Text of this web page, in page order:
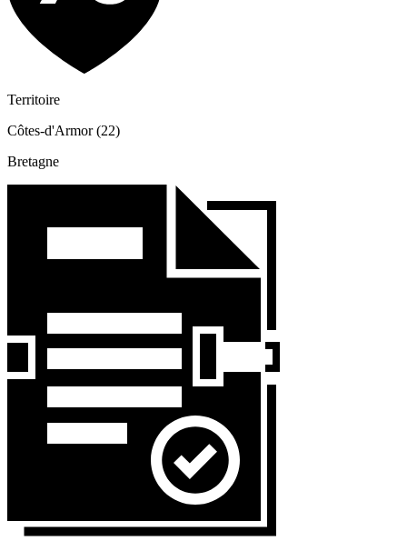
Territoire
Côtes-d'Armor (22)
Bretagne